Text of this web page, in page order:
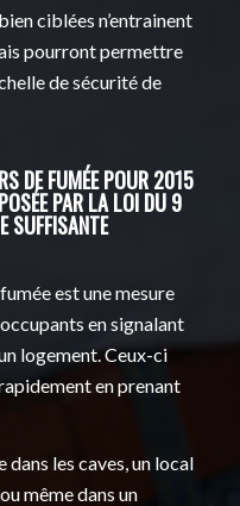
ciblées n’entrainent
pourront permettre
de sécurité de
DE FUMÉE POUR 2015
PAR LA LOI DU 9
SUFFISANTE
est une mesure
en signalant
logement. Ceux-ci
en prenant
dans les caves, un local
même dans un